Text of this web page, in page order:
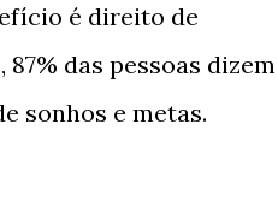
é direito de
das pessoas dizem
sonhos e metas.